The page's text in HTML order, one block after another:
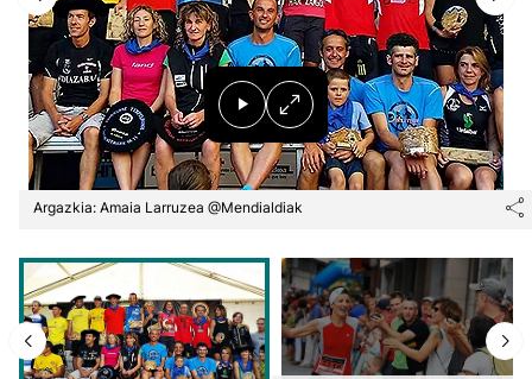
Herri-kirolak
Eskubaloia
Kirolak 360
Mendi-lasterketak
Kirol gehiago
Argazkia: Amaia Larruzea @Mendialdiak